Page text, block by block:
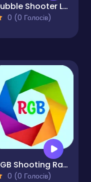
Bubble Shooter Legend
0 (0 Голосів)
RGB Shooting Range
0 (0 Голосів)